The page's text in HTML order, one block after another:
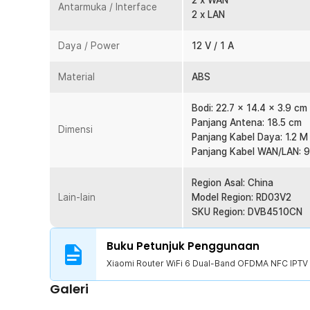
melindungi data Anda dari ancaman cyber. Dengan
Anda aman dari ancaman luar. Anda juga bisa memberi
1 x Xiaomi Router WiFi 6 Dual-Band OFDMA NFC
1 x Kabel WAN/LAN
Antarmuka / Interface
2 x LAN
Daya / Power 12 V / 1 A
Material ABS
Dimensi
Bodi: 22.7 x 14.4 x 3.9 cm
Panjang Antena: 18.5 cm
Panjang Kabel Daya: 1.2 M
Panjang Kabel WAN/LAN:
Lain-lain
Region Asal: China
Model Region: RD03V2
SKU Region: DVB4510CN
Buku Petunjuk Penggunaan
Xiaomi Router WiFi 6 Dual-Band OFDMA NFC
Galeri